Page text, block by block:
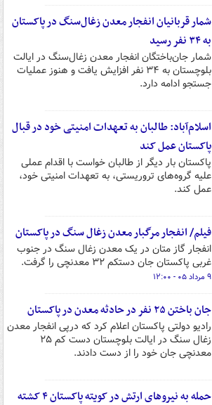
شمار قربانیان انفجار معدن زغال‌سنگ در پاکستان
به ۳۴ نفر رسید
شمار جان‌باختگان انفجار معدن زغال‌سنگ در ایالت
بلوچستان به ۳۴ نفر افزایش یافت و هنوز عملیات
جستجو ادامه دارد.
اسلام‌آباد: طالبان به تعهدات امنیتی خود در قبال
پاکستان عمل کند
پاکستان بار دیگر از طالبان خواست با اقدام‌ عملی
علیه گروه‌های تروریستی، به تعهدات امنیتی خود،
عمل کند.
فیلم/ انفجار مرگبار معدن زغال سنگ در پاکستان
انفجار گاز متان در یک معدن زغال سنگ در جنوب
غربی پاکستان جان دستکم ۳۲ معدنچی را گرفت.
۹ مرداد ۰۵ - ۱۲:۰۰
جان باختن ۲۵ نفر در حادثه معدن در پاکستان
رادیو دولتی پاکستان اعلام کرد که درپی انفجار معدن
زغال سنگ در ایالت بلوچستان دست کم ۲۵
معدنچی جان خود را از دست دادند.
حمله به نیروهای ارتش در کویته پاکستان ۴ کشته